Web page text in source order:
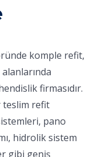
komple refit,
firmasıdır.
teslim refit
pano
hidrolik sistem
gibi geniş